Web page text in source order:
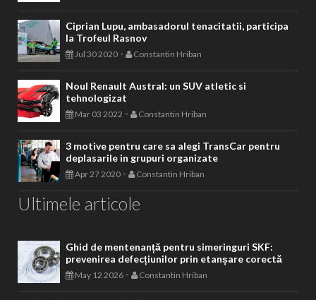
Ciprian Lupu, ambasadorul tenacitatii, participa
la Trofeul Rasnov
Jul 30 2020 - Constantin Hriban
Noul Renault Austral: un SUV atletic si
tehnologizat
Mar 03 2022 - Constantin Hriban
3 motive pentru care sa alegi TransCar pentru
deplasarile in grupuri organizate
Apr 27 2020 - Constantin Hriban
Ultimele articole
Ghid de mentenanță pentru simeringuri SKF:
prevenirea defecțiunilor prin etanșare corectă
May 12 2026 - Constantin Hriban